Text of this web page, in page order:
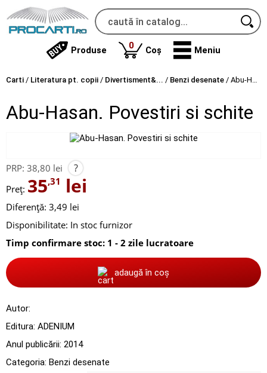
Produse 0produse
Coș Meniu
Carti / Literatura pt. copii / Divertisment&... / Benzi desenate / Abu-Hasan. Povestiri si schite
Abu-Hasan. Povestiri si schite
PRP: 38,80 lei ?
Preț: 35,31 lei
Diferență: 3,49 lei
Disponibilitate: In stoc furnizor
Timp confirmare stoc: 1 - 2 zile lucratoare
adaugă în coș
Autor:
Editura: ADENIUM
Anul publicării: 2014
Categoria: Benzi desenate